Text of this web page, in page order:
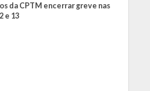
da CPTM encerrar greve nas
e 13